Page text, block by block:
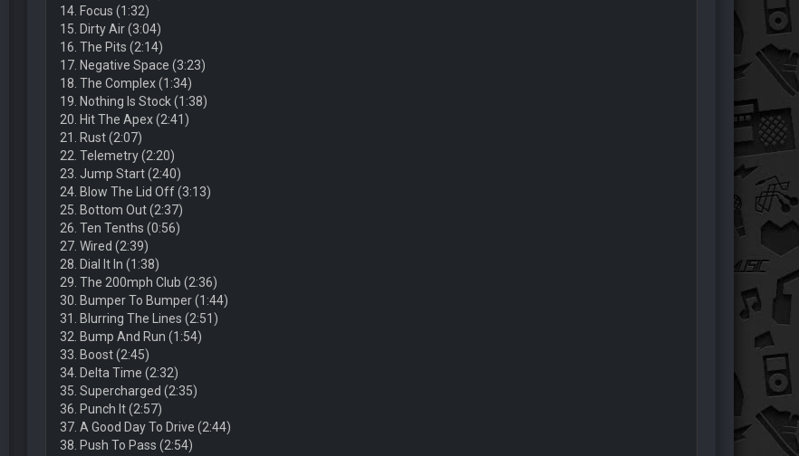
14. Focus (1:32)
15. Dirty Air (3:04)
16. The Pits (2:14)
17. Negative Space (3:23)
18. The Complex (1:34)
19. Nothing Is Stock (1:38)
20. Hit The Apex (2:41)
21. Rust (2:07)
22. Telemetry (2:20)
23. Jump Start (2:40)
24. Blow The Lid Off (3:13)
25. Bottom Out (2:37)
26. Ten Tenths (0:56)
27. Wired (2:39)
28. Dial It In (1:38)
29. The 200mph Club (2:36)
30. Bumper To Bumper (1:44)
31. Blurring The Lines (2:51)
32. Bump And Run (1:54)
33. Boost (2:45)
34. Delta Time (2:32)
35. Supercharged (2:35)
36. Punch It (2:57)
37. A Good Day To Drive (2:44)
38. Push To Pass (2:54)